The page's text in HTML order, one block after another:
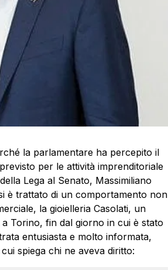
la parlamentare ha percepito il
per le attività imprenditoriale
Lega al Senato, Massimiliano
è trattato di un comportamento non
la gioielleria Casolati, un
Torino, fin dal giorno in cui è stato
entusiasta e molto informata,
spiega chi ne aveva diritto: